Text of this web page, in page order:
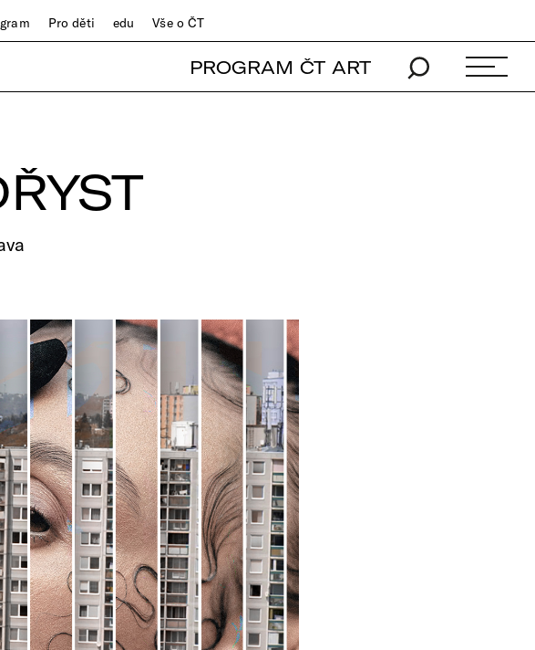
Pro děti edu Vše o ČT
PROGRAM ČT ART